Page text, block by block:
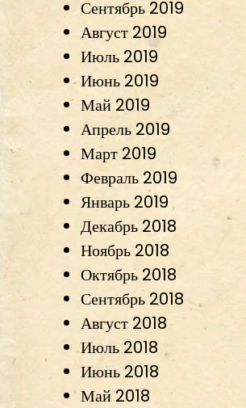
Сентябрь 2019
Август 2019
Июль 2019
Июнь 2019
Май 2019
Апрель 2019
Март 2019
Февраль 2019
Январь 2019
Декабрь 2018
Ноябрь 2018
Октябрь 2018
Сентябрь 2018
Август 2018
Июль 2018
Июнь 2018
Май 2018